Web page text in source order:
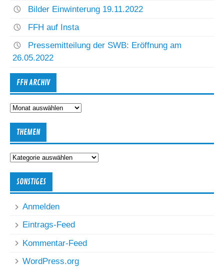
Bilder Einwinterung 19.11.2022
FFH auf Insta
Pressemitteilung der SWB: Eröffnung am
26.05.2022
FFH ARCHIV
FFH
Archiv
THEMEN
Themen
SONSTIGES
Anmelden
Eintrags-Feed
Kommentar-Feed
WordPress.org